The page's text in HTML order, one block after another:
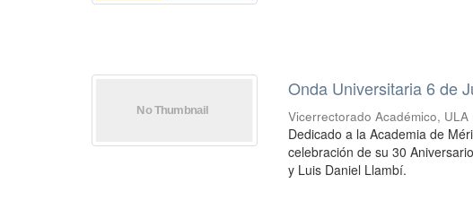
Onda Universitaria 6 de
Vicerrectorado Académico, ULA
Dedicado a la Academia de
celebración de su 30
y Luis Daniel Llambí.